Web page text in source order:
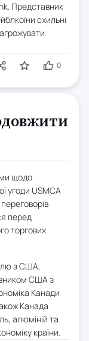
Представник
схильні
0
щодо
угоди USMCA
перед
торгових
з США,
США з
Канади
Канада
алюміній та
країни.